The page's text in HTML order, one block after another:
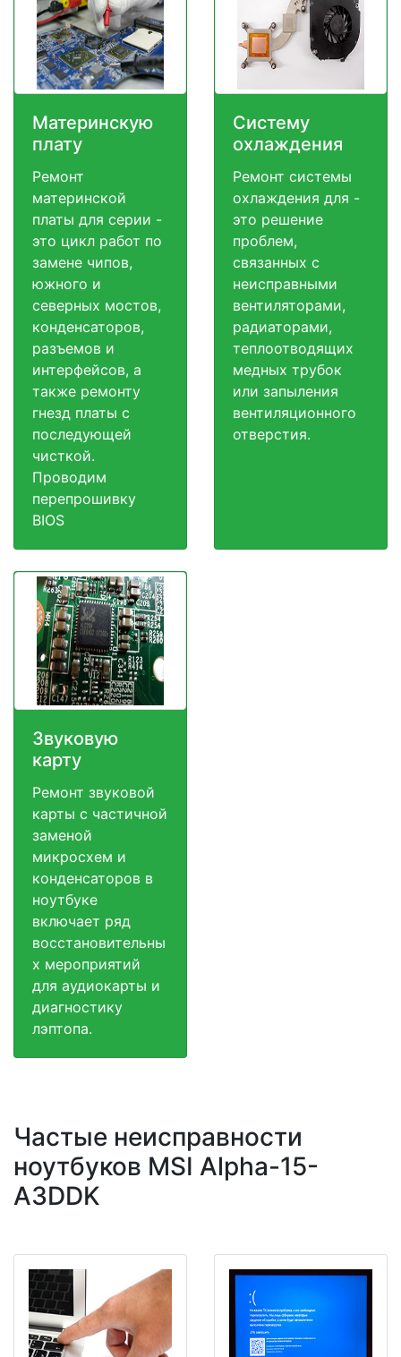
Материнскую
плату
Ремонт
материнской
платы для серии -
это цикл работ по
замене чипов,
южного и
северных мостов,
конденсаторов,
разъемов и
интерфейсов, а
также ремонту
гнезд платы с
последующей
чисткой.
Проводим
перепрошивку
BIOS
Систему
охлаждения
Ремонт системы
охлаждения для -
это решение
проблем,
связанных с
неисправными
вентиляторами,
радиаторами,
теплоотводящих
медных трубок
или запыления
вентиляционного
отверстия.
Звуковую
карту
Ремонт звуковой
карты с частичной
заменой
микросхем и
конденсаторов в
ноутбуке
включает ряд
восстановительны
х мероприятий
для аудиокарты и
диагностику
лэптопа.
Частые неисправности
ноутбуков MSI Alpha-15-
A3DDK